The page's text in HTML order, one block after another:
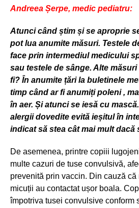
Andreea Șerpe, medic pediatru:
Atunci când știm și se aproprie
pot lua anumite măsuri. Testele
face prin intermediul medicului
sau testele de sânge. Alte
fi? În anumite țări la buletinele
timp când ar fi anumiți poleni ,
în aer. Și atunci se iesă cu
alergii dovedite evită ieșitul în
indicat să stea cât mai mult dacă
De asemenea, printre copiii
multe cazuri de tuse convulsivă,
prevenită prin vaccin. Din cauză că
micuții au contactat ușor boala.
împotriva tusei convulsive conform